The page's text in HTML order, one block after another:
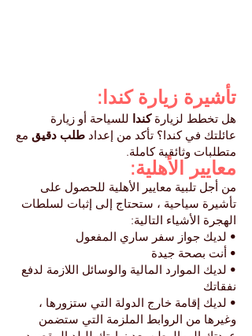
تأشيرة زيارة كندا:
هل تخطط لزيارةكندا للسياحة أو زيارة
عائلتك في كندا؟ تأكد من إعداد طلب دقيق مع
متطلبات وثائقية كاملة.
معايير الأهلية:
من أجل تلبية معايير الأهلية للحصول على
تأشيرة سياحية ، ستحتاج إلى إثبات لسلطات
الهجرة الأشياء التالية:
• لديك جواز سفر ساري المفعول
• أنت بصحة جيدة
• لديك الموارد المالية والوسائل اللازمة لدفع
نفقاتك
• لديك إقامة خارج الدولة التي ستزورها ،
وغيرها من الروابط الملزمة التي ستضمن